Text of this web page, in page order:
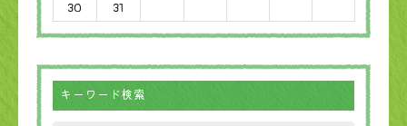
30
31
キーワード検索